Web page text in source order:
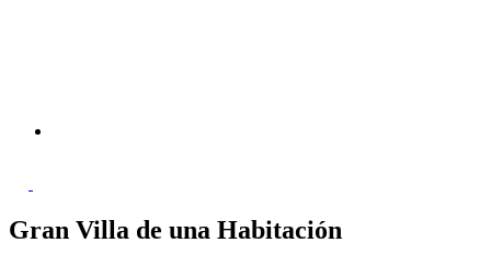
Gran Villa de una Habitación